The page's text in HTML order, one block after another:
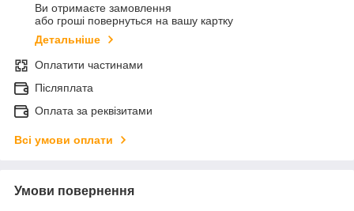
Ви отримаєте замовлення
або гроші повернуться на вашу картку
Детальніше
Оплатити частинами
Післяплата
Оплата за реквізитами
Всі умови оплати
Умови повернення